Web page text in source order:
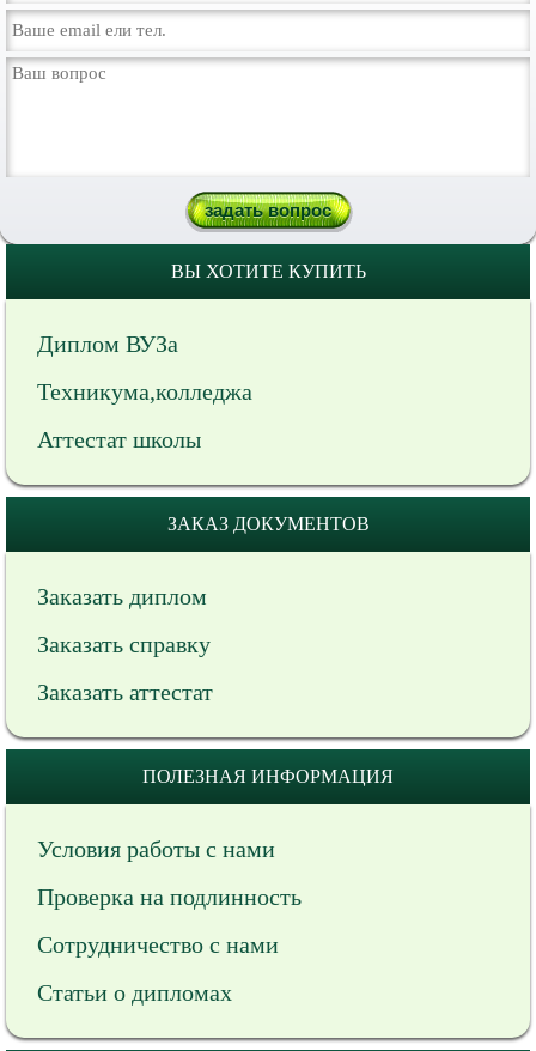
ВЫ ХОТИТЕ КУПИТЬ
Диплом ВУЗа
Техникума,колледжа
Аттестат школы
ЗАКАЗ ДОКУМЕНТОВ
Заказать диплом
Заказать справку
Заказать аттестат
ПОЛЕЗНАЯ ИНФОРМАЦИЯ
Условия работы с нами
Проверка на подлинность
Сотрудничество с нами
Статьи о дипломах